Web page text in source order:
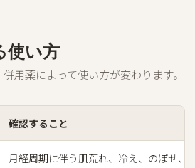
使い方
用薬によって使い方が変わります。
確認すること
月経周期に伴う肌荒れ、冷え、のぼせ、